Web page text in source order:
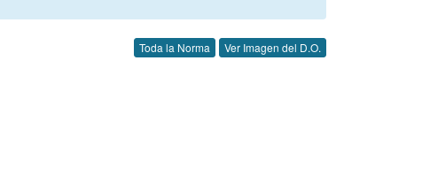
Toda la Norma Ver Imagen del D.O.